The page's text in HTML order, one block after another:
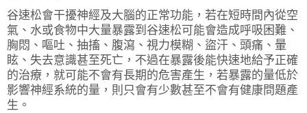
谷速松會干擾神經及大腦的正常功能，若在短時間內從空
氣、水或食物中大量暴露到谷速松可能會造成呼吸困難、
胸悶、嘔吐、抽搐、腹瀉、視力模糊、盜汗、頭痛、暈
眩、失去意識甚至死亡，不過在暴露後能快速地給予正確
的治療，就可能不會有長期的危害產生，若暴露的量低於
影響神經系統的量，則只會有少數甚至不會有健康問題產
生。